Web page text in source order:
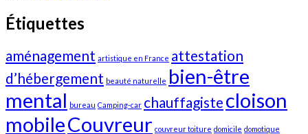
Étiquettes
aménagement artistique en France attestation
d’hébergement beauté naturelle bien-être
mental bureau Camping-car chauffagiste cloison
mobileCouvreur couvreur toiture domicile domotique